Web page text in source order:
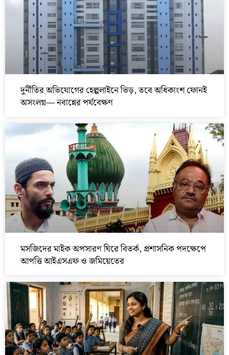
দুর্নীতির অভিযোগের হেল্পলাইনে ভিড়, তবে অধিকাংশ ফোনই
অসংলগ্ন— নবান্নের পর্যবেক্ষণ
মসজিদের মাইক অপসারণ ঘিরে বিতর্ক, প্রশাসনিক পদক্ষেপে
আপত্তি আইএসএফ ও জমিয়েতের